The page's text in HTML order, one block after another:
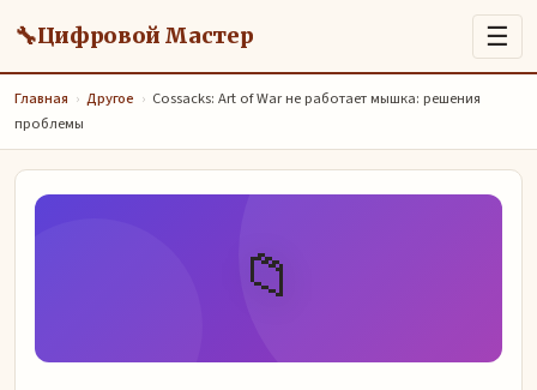
🔧Цифровой Мастер ☰
Главная › Другое › Cossacks: Art of War не работает мышка: решения
проблемы
📁